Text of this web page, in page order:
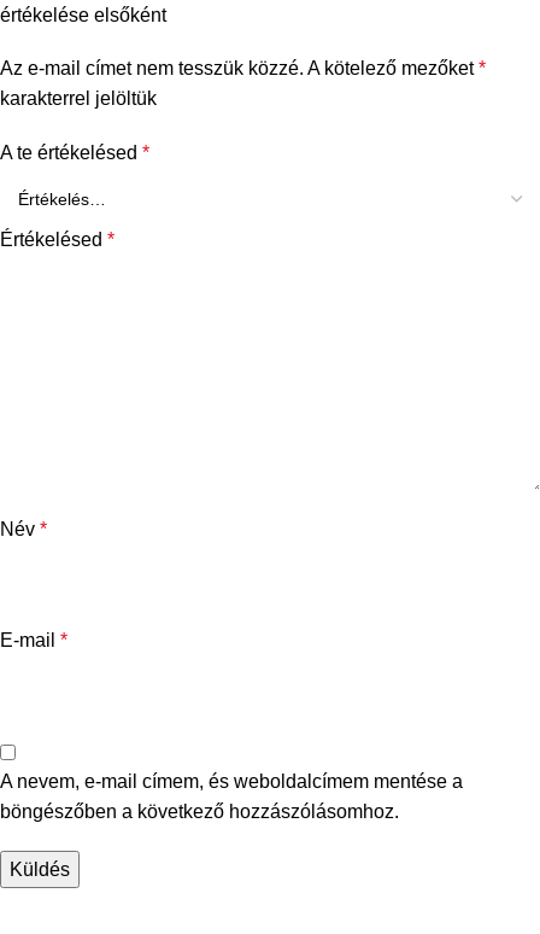
értékelése elsőként
Az e-mail címet nem tesszük közzé. A kötelező mezőket*
karakterrel jelöltük
A te értékelésed *
Értékelésed *
Név *
E-mail *
A nevem, e-mail címem, és weboldalcímem mentése a
böngészőben a következő hozzászólásomhoz.